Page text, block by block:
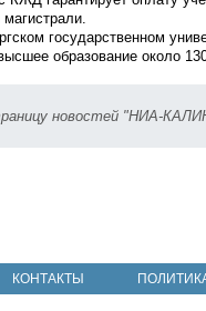
государственном
образование около
новостей "НИА-
КОНТАКТЫ